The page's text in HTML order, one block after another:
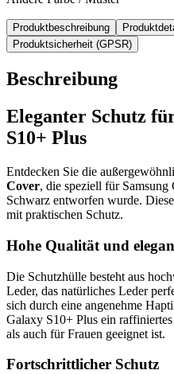
Produktbeschreibung
Produktsicherheit (GPSR)
Beschreibung
Eleganter Schutz
S10+ Plus
Entdecken Sie die
Cover, die speziell für
Schwarz entworfen wurde.
mit praktischen Schutz.
Hohe Qualität und
Die Schutzhülle besteht aus
Leder, das natürliches Leder
sich durch eine angenehme
Galaxy S10+ Plus ein
als auch für Frauen geeignet ist.
Fortschrittlicher Schutz